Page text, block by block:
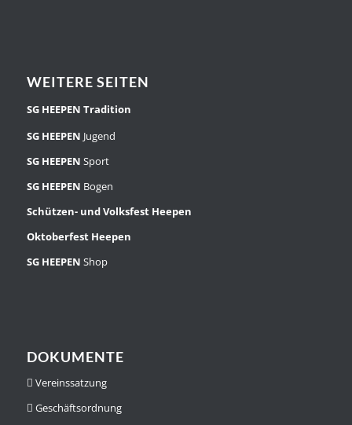
WEITERE SEITEN
SG HEEPEN Tradition
SG HEEPEN Jugend
SG HEEPEN Sport
SG HEEPEN Bogen
Schützen- und Volksfest Heepen
Oktoberfest Heepen
SG HEEPEN Shop
DOKUMENTE
Vereinssatzung
Geschäftsordnung